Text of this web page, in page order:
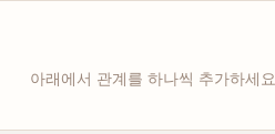
아래에서 관계를 하나씩 추가하세요